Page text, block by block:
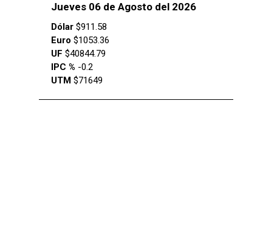
Jueves 06 de Agosto del 2026
Dólar $911.58
Euro $1053.36
UF $40844.79
IPC % -0.2
UTM $71649